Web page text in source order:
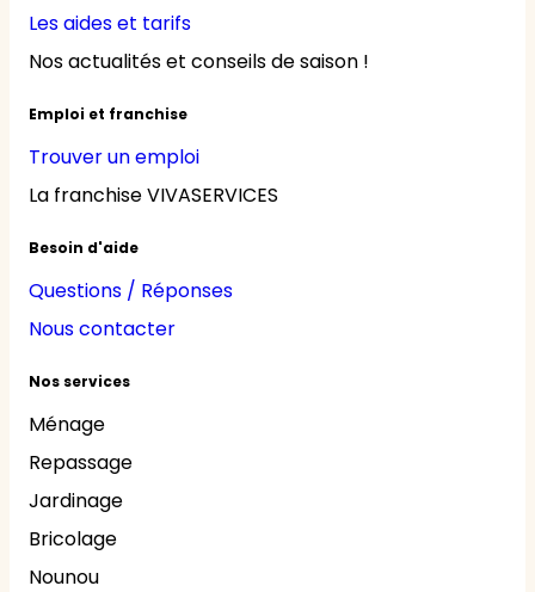
Les aides et tarifs
Nos actualités et conseils de saison !
Emploi et franchise
Trouver un emploi
La franchise VIVASERVICES
Besoin d'aide
Questions / Réponses
Nous contacter
Nos services
Ménage
Repassage
Jardinage
Bricolage
Nounou